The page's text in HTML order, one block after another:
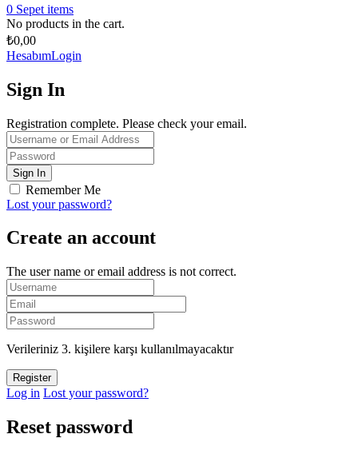
0 Sepet items
No products in the cart.
₺0,00
HesabımLogin
Sign In
Registration complete. Please check your email.
Remember Me
Lost your password?
Create an account
The user name or email address is not correct.
Verileriniz 3. kişilere karşı kullanılmayacaktır
Log in Lost your password?
Reset password